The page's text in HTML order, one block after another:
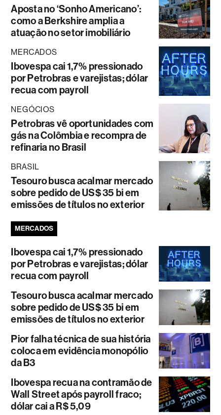
Aposta no ‘Sonho Americano’:
como a Berkshire amplia a
atuação no setor imobiliário
MERCADOS
Ibovespa cai 1,7% pressionado
por Petrobras e varejistas; dólar
recua com payroll
NEGÓCIOS
Petrobras vê oportunidades com
gás na Colômbia e recompra de
refinaria no Brasil
BRASIL
Tesouro busca acalmar mercado
sobre pedido de US$ 35 bi em
emissões de títulos no exterior
MERCADOS
Ibovespa cai 1,7% pressionado
por Petrobras e varejistas; dólar
recua com payroll
Tesouro busca acalmar mercado
sobre pedido de US$ 35 bi em
emissões de títulos no exterior
Pior falha técnica de sua história
coloca em evidência monopólio
da B3
Ibovespa recua na contramão de
Wall Street após payroll fraco;
dólar cai a R$ 5,09